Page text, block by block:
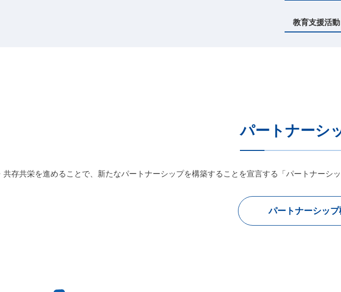
教育支援活動
パートナーシ
存共栄を進めることで、新たなパートナーシップを構築することを宣言する「パートナ
パートナーシッ